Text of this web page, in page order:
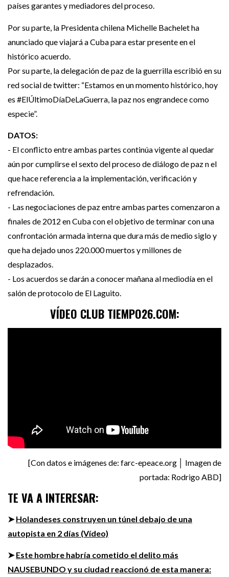
países garantes y mediadores del proceso.
Por su parte, la Presidenta chilena Michelle Bachelet ha
anunciado que viajará a Cuba para estar presente en el
histórico acuerdo.
Por su parte, la delegación de paz de la guerrilla escribió en su
red social de twitter: “Estamos en un momento histórico, hoy
es #ElÚltimoDíaDeLaGuerra, la paz nos engrandece como
especie”.
DATOS:
- El conflicto entre ambas partes continúa vigente al quedar
aún por cumplirse el sexto del proceso de diálogo de paz n el
que hace referencia a la implementación, verificación y
refrendación.
- Las negociaciones de paz entre ambas partes comenzaron a
finales de 2012 en Cuba con el objetivo de terminar con una
confrontación armada interna que dura más de medio siglo y
que ha dejado unos 220.000 muertos y millones de
desplazados.
- Los acuerdos se darán a conocer mañana al mediodía en el
salón de protocolo de El Laguito.
VÍDEO CLUB TIEMPO26.COM:
[Con datos e imágenes de: farc-epeace.org │ Imagen de
portada: Rodrigo ABD]
TE VA A INTERESAR:
➤ Holandeses construyen un túnel debajo de una
autopista en 2 días (Vídeo)
➤ Este hombre habría cometido el delito más
NAUSEBUNDO y su ciudad reaccionó de esta manera: